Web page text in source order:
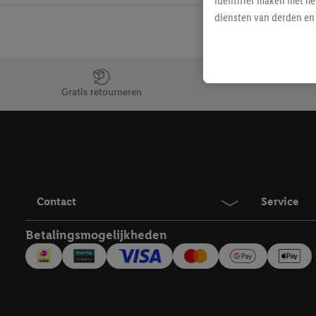
Jouw voordelen bij ons als Lidl webshop klant
Gratis retourneren
Contact Service
Betalingsmogelijkheden
diensten van derden
Als je hiervoor
eerder interesse hebt
maar het niet te
mailadres en met
Onder "Aanpassen"
Door te klikken op
technieken worden
inclusief over de
trekken, vind je in onze
over de cookies die